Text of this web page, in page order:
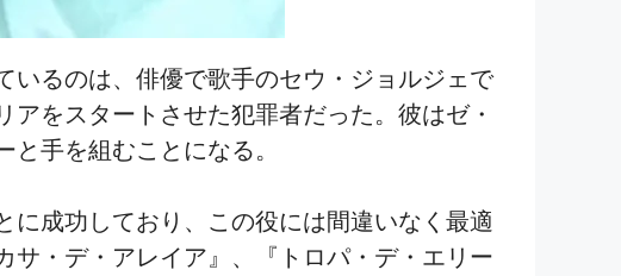
いるのは、俳優で歌手のセウ・ジョルジェで
をスタートさせた犯罪者だった。彼はゼ・
手を組むことになる。
成功しており、この役には間違いなく最適
・デ・アレイア』、『トロパ・デ・エリー